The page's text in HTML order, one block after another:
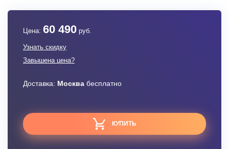
Цена: 60 490 руб.
Узнать скидку
Завышена цена?
Доставка: Москва бесплатно
КУПИТЬ